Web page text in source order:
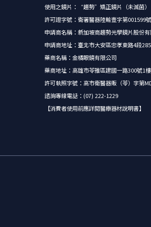
使用之鏡片：“趨勢”矯正鏡片（未滅菌）
許可證字號：衛署醫器陸輸壹字第001599號
申請商名稱：新加坡商趨勢光學鏡片股份
申請商地址：臺北市大安區忠孝東路4段
藥商名稱：金橘眼鏡有限公司
藥商地址：高雄市苓雅區建國一路300號1樓
許可執照字號：高市衛醫器販（苓）字第
諮詢專線電話：(07) 222-1229
【消費者使用前應詳閱醫療器材說明書】